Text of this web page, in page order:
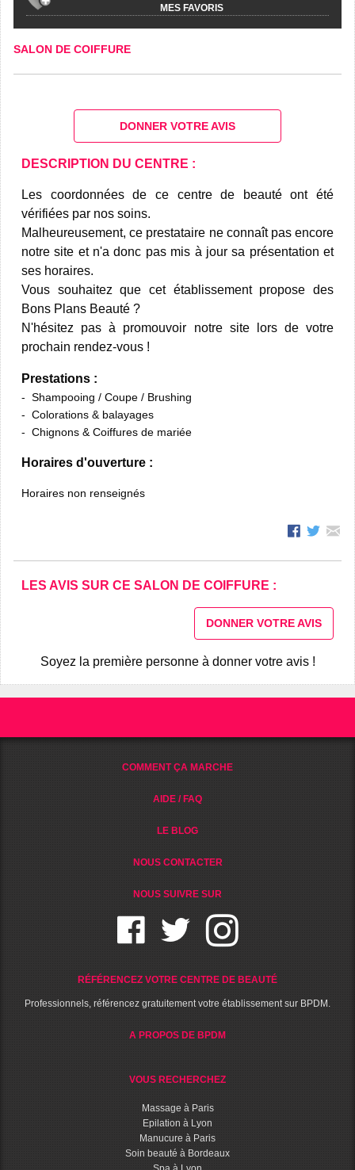
MES FAVORIS
SALON DE COIFFURE
DONNER VOTRE AVIS
DESCRIPTION DU CENTRE :
Les coordonnées de ce centre de beauté ont été
vérifiées par nos soins.
Malheureusement, ce prestataire ne connaît pas encore
notre site et n'a donc pas mis à jour sa présentation et
ses horaires.
Vous souhaitez que cet établissement propose des
Bons Plans Beauté ?
N'hésitez pas à promouvoir notre site lors de votre
prochain rendez-vous !
Prestations :
Shampooing / Coupe / Brushing
Colorations & balayages
Chignons & Coiffures de mariée
Horaires d'ouverture :
Horaires non renseignés
LES AVIS SUR CE SALON DE COIFFURE :
DONNER VOTRE AVIS
Soyez la première personne à donner votre avis !
COMMENT ÇA MARCHE
AIDE / FAQ
LE BLOG
NOUS CONTACTER
NOUS SUIVRE SUR
RÉFÉRENCEZ VOTRE CENTRE DE BEAUTÉ
Professionnels, référencez gratuitement votre établissement sur BPDM.
A PROPOS DE BPDM
VOUS RECHERCHEZ
Massage à Paris
Epilation à Lyon
Manucure à Paris
Soin beauté à Bordeaux